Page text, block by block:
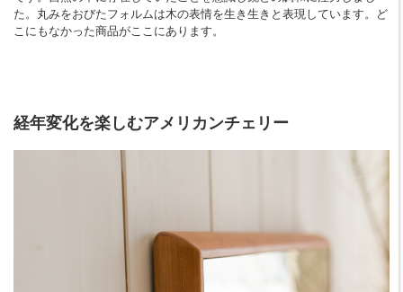
た。丸みをおびたフォルムは木の表情を生き生きと表現しています。ど
こにもなかった商品がここにあります。
経年変化を楽しむアメリカンチェリー